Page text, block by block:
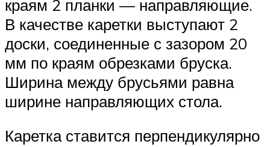
краям 2 планки — направляющие.
В качестве каретки выступают 2
доски, соединенные с зазором 20
мм по краям обрезками бруска.
Ширина между брусьями равна
ширине направляющих стола.
Каретка ставится перпендикулярно